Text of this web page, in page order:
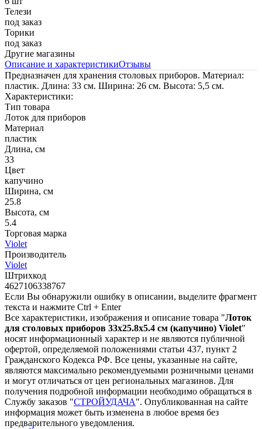
Телези
под заказ
Торики
под заказ
Другие магазины
Описание и характеристикиОтзывы
Предназначен для хранения столовых приборов. Материал:
пластик. Длина: 33 см. Ширина: 26 см. Высота: 5,5 см.
Характеристики:
Тип товара
Лоток для приборов
Материал
пластик
Длина, см
33
Цвет
капучино
Ширина, см
25.8
Высота, см
5.4
Торговая марка
Violet
Производитель
Violet
Штрихкод
4627106338767
Если Вы обнаружили ошибку в описании, выделите фрагмент
текста и нажмите Ctrl + Enter
Все характеристики, изображения и описание товара "Лоток
для столовых приборов 33х25.8х5.4 см (капучино) Violet"
носят информационный характер и не являются публичной
офертой, определяемой положениями статьи 437, пункт 2
Гражданского Кодекса РФ. Все цены, указанные на сайте,
являются максимально рекомендуемыми розничными ценами
и могут отличаться от цен региональных магазинов. Для
получения подробной информации необходимо обращаться в
Службу заказов "СТРОЙУДАЧА". Опубликованная на сайте
информация может быть изменена в любое время без
предварительного уведомления.